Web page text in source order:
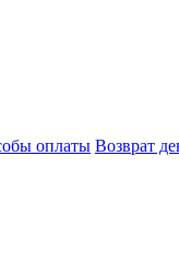
оплаты Возврат